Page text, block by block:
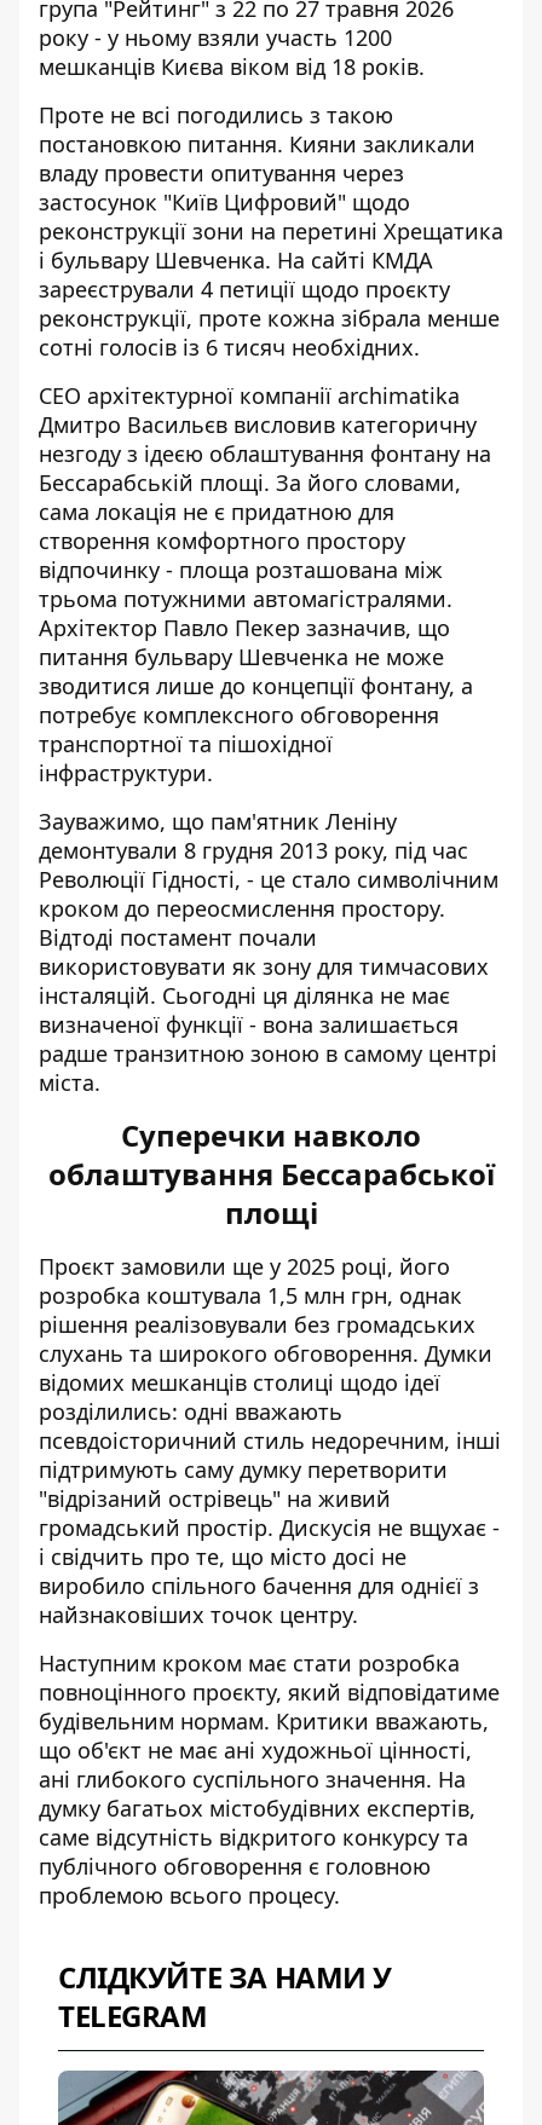
група "Рейтинг" з 22 по 27 травня 2026
року - у ньому взяли участь 1200
мешканців Києва віком від 18 років.
Проте не всі погодились з такою
постановкою питання. Кияни закликали
владу провести опитування через
застосунок "Київ Цифровий" щодо
реконструкції зони на перетині Хрещатика
і бульвару Шевченка. На сайті КМДА
зареєстрували 4 петиції щодо проєкту
реконструкції, проте кожна зібрала менше
сотні голосів із 6 тисяч необхідних.
CEO архітектурної компанії archimatika
Дмитро Васильєв висловив категоричну
незгоду з ідеєю облаштування фонтану на
Бессарабській площі. За його словами,
сама локація не є придатною для
створення комфортного простору
відпочинку - площа розташована між
трьома потужними автомагістралями.
Архітектор Павло Пекер зазначив, що
питання бульвару Шевченка не може
зводитися лише до концепції фонтану, а
потребує комплексного обговорення
транспортної та пішохідної
інфраструктури.
Зауважимо, що пам'ятник Леніну
демонтували 8 грудня 2013 року, під час
Революції Гідності, - це стало символічним
кроком до переосмислення простору.
Відтоді постамент почали
використовувати як зону для тимчасових
інсталяцій. Сьогодні ця ділянка не має
визначеної функції - вона залишається
радше транзитною зоною в самому центрі
міста.
Суперечки навколо
облаштування Бессарабської
площі
Проєкт замовили ще у 2025 році, його
розробка коштувала 1,5 млн грн, однак
рішення реалізовували без громадських
слухань та широкого обговорення. Думки
відомих мешканців столиці щодо ідеї
розділились: одні вважають
псевдоісторичний стиль недоречним, інші
підтримують саму думку перетворити
"відрізаний острівець" на живий
громадський простір. Дискусія не вщухає -
і свідчить про те, що місто досі не
виробило спільного бачення для однієї з
найзнаковіших точок центру.
Наступним кроком має стати розробка
повноцінного проєкту, який відповідатиме
будівельним нормам. Критики вважають,
що об'єкт не має ані художньої цінності,
ані глибокого суспільного значення. На
думку багатьох містобудівних експертів,
саме відсутність відкритого конкурсу та
публічного обговорення є головною
проблемою всього процесу.
СЛІДКУЙТЕ ЗА НАМИ У
TELEGRAM